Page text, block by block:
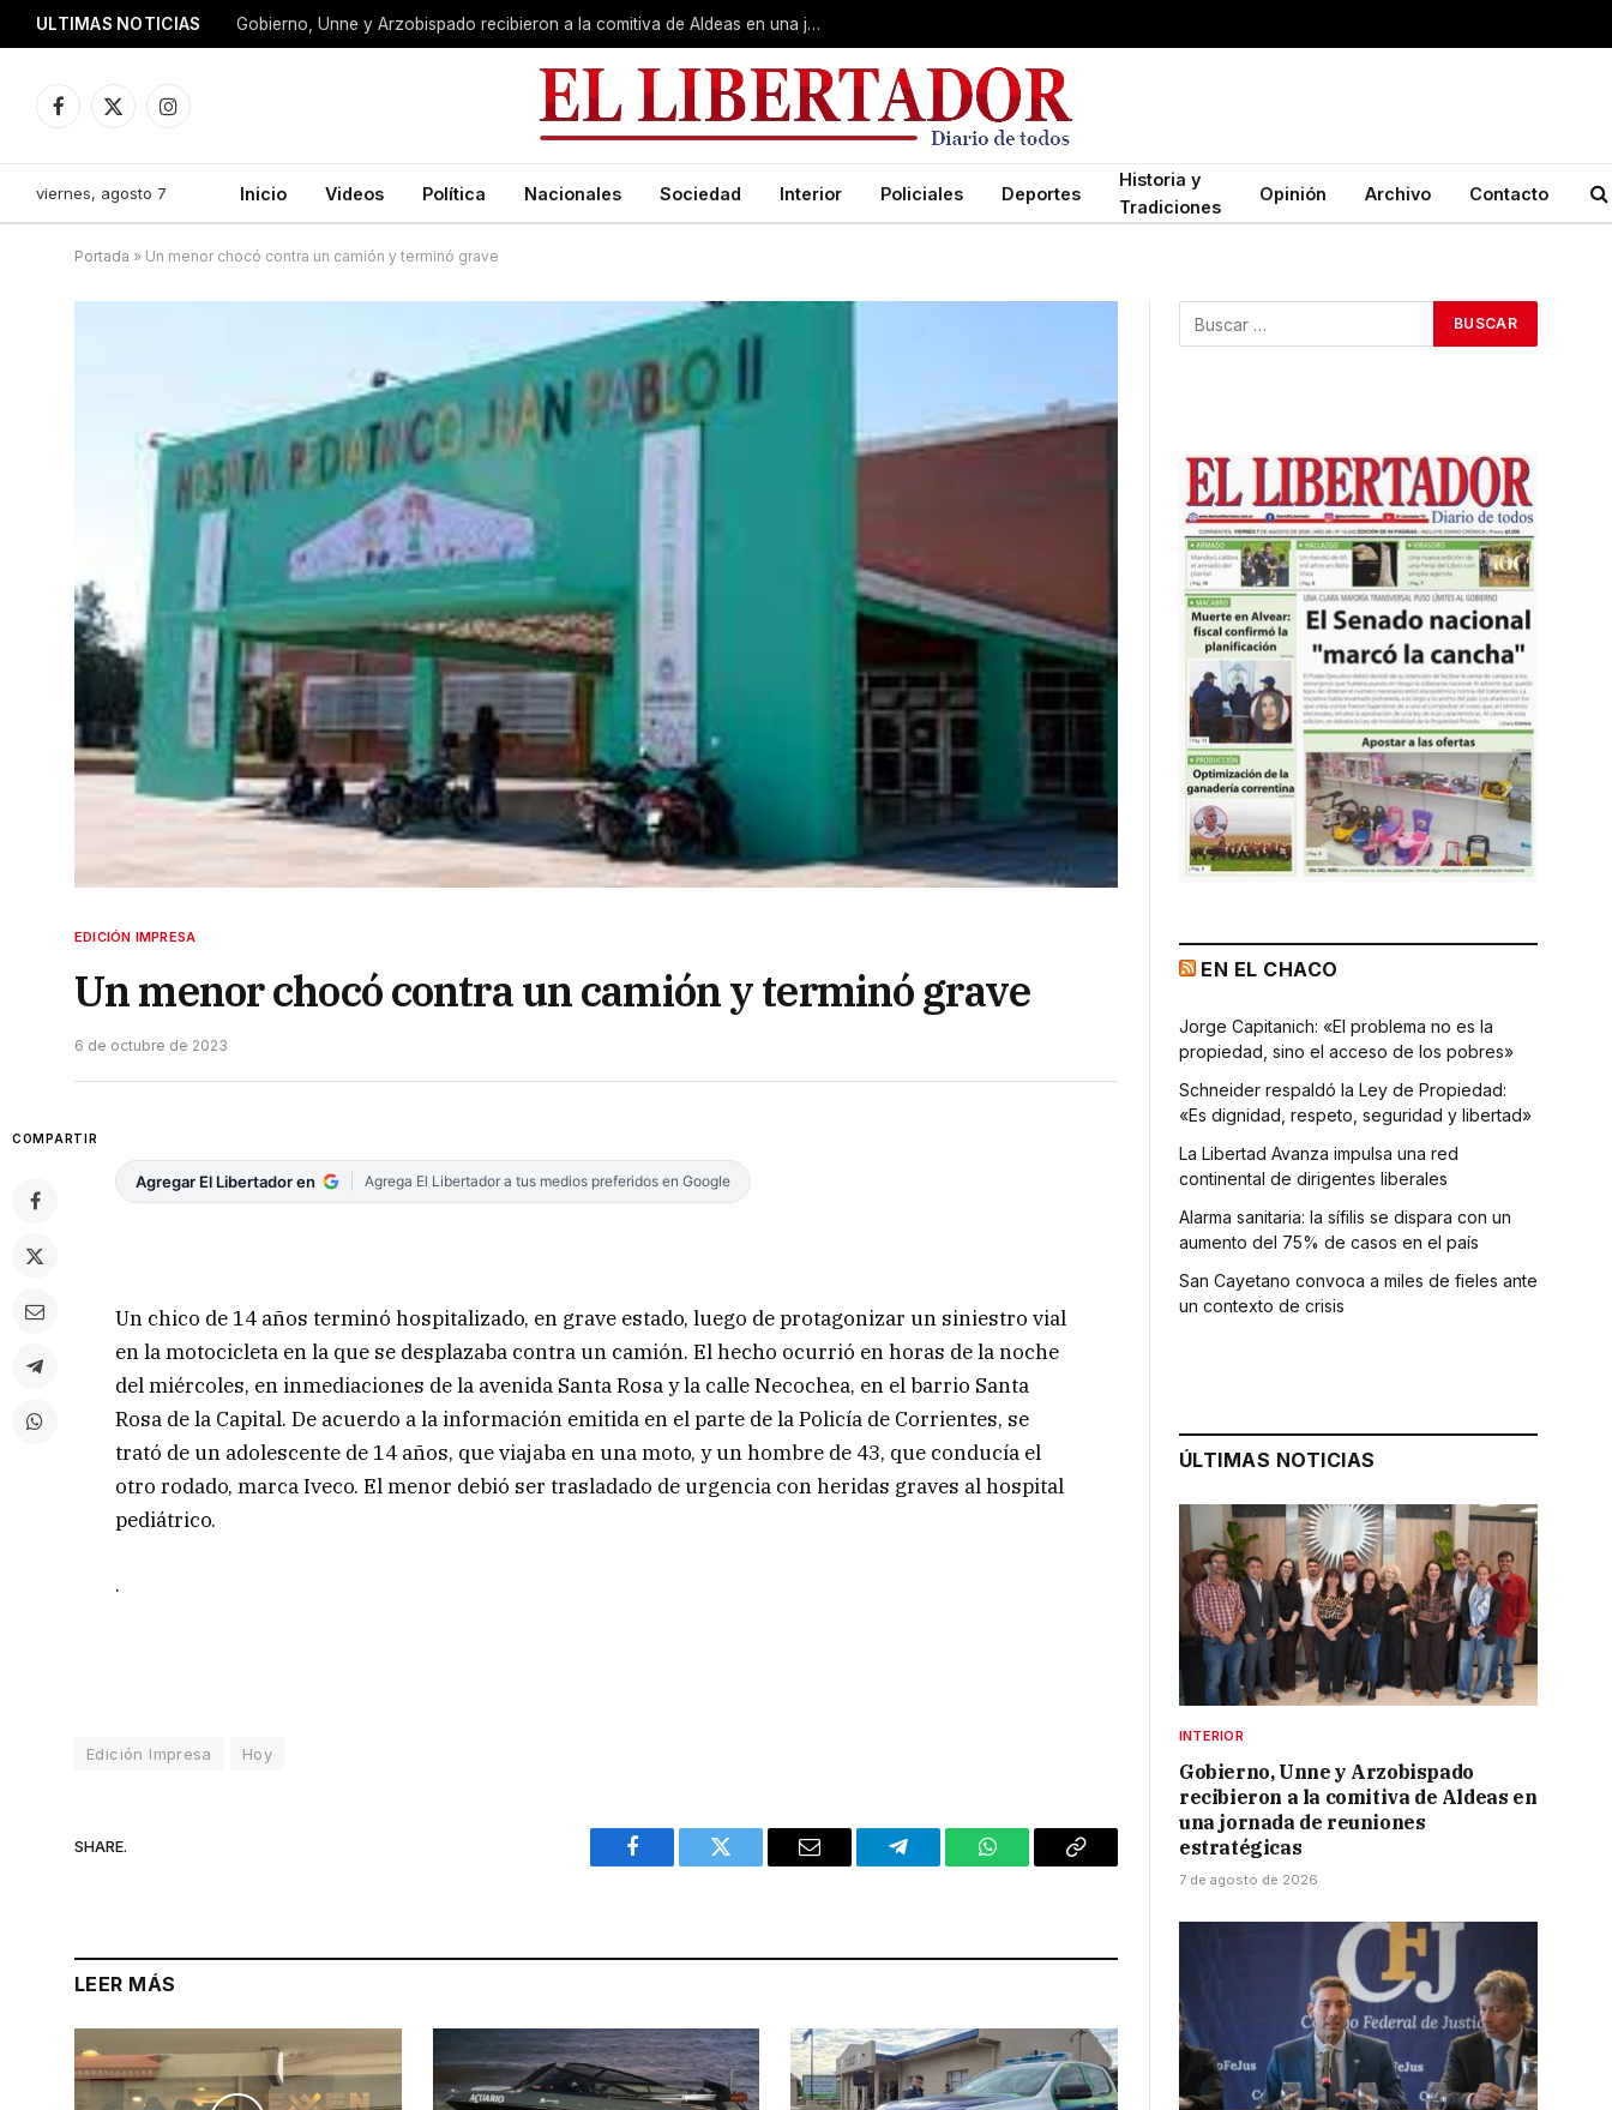
ULTIMAS NOTICIAS Gobierno, Unne y Arzobispado recibieron a la comitiva de Aldeas en una jornada de reuniones estratégicas
Facebook
X
Instagram
viernes, agosto 7 Inicio Videos Política Nacionales Sociedad Interior Policiales Deportes
Historia y
Tradiciones
Opinión Archivo Contacto
Portada » Un menor chocó contra un camión y terminó grave
EDICIÓN IMPRESA
Un menor chocó contra un camión y terminó grave
6 de octubre de 2023
COMPARTIR
Agregar El Libertador en Agrega El Libertador a tus medios preferidos en Google
Un chico de 14 años terminó hospitalizado, en grave estado, luego de protagonizar un siniestro vial
en la motocicleta en la que se desplazaba contra un camión. El hecho ocurrió en horas de la noche
del miércoles, en inmediaciones de la avenida Santa Rosa y la calle Necochea, en el barrio Santa
Rosa de la Capital. De acuerdo a la información emitida en el parte de la Policía de Corrientes, se
trató de un adolescente de 14 años, que viajaba en una moto, y un hombre de 43, que conducía el
otro rodado, marca Iveco. El menor debió ser trasladado de urgencia con heridas graves al hospital
pediátrico.
.
Edición Impresa Hoy
SHARE.
Facebook Twitter Email Telegram WhatsAppCopy
LEER MÁS
EN EL CHACO
Jorge Capitanich: «El problema no es la
propiedad, sino el acceso de los pobres»
Schneider respaldó la Ley de Propiedad:
«Es dignidad, respeto, seguridad y libertad»
La Libertad Avanza impulsa una red
continental de dirigentes liberales
Alarma sanitaria: la sífilis se dispara con un
aumento del 75% de casos en el país
San Cayetano convoca a miles de fieles ante
un contexto de crisis
ÚLTIMAS NOTICIAS
INTERIOR
Gobierno, Unne y Arzobispado
recibieron a la comitiva de Aldeas en
una jornada de reuniones
estratégicas
7 de agosto de 2026